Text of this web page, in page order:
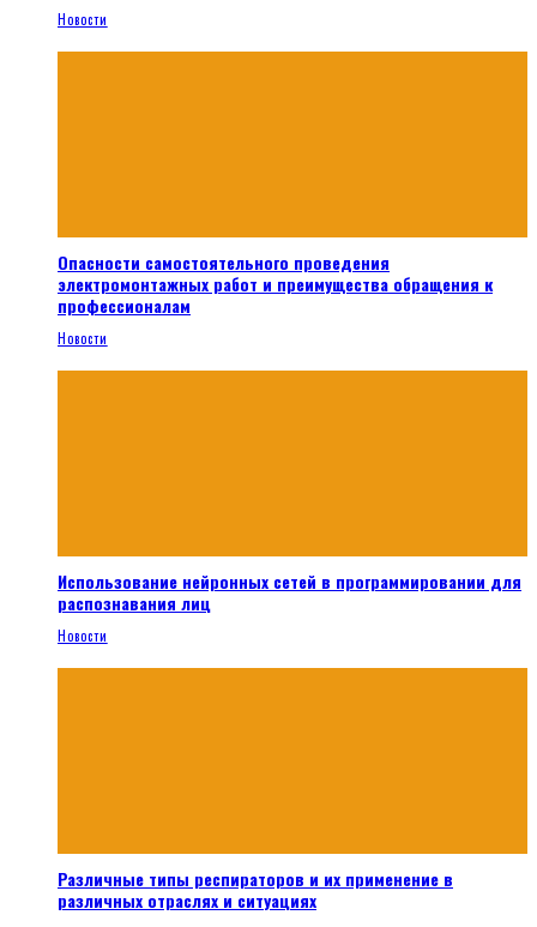
Новости
Опасности самостоятельного проведения
электромонтажных работ и преимущества обращения к
профессионалам
Новости
Использование нейронных сетей в программировании для
распознавания лиц
Новости
Различные типы респираторов и их применение в
различных отраслях и ситуациях